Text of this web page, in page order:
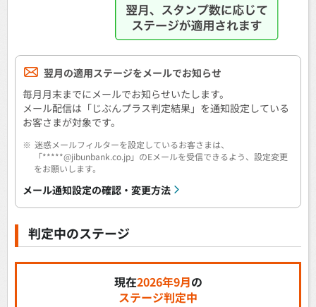
翌月の適用ステージをメールでお知らせ
毎月月末までにメールでお知らせいたします。
メール配信は「じぶんプラス判定結果」を通知設定している
お客さまが対象です。
※ 迷惑メールフィルターを設定しているお客さまは、
「*****@jibunbank.co.jp」のEメールを受信できるよう、設定変更
をお願いします。
メール通知設定の確認・変更方法
判定中のステージ
現在2026年9月の
ステージ判定中